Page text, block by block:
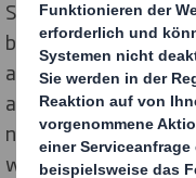
Sie können davon
bestehendes
aufrecht erhalten,
ausbauen und
nächsten Schritte
wir Sie regelmäßig